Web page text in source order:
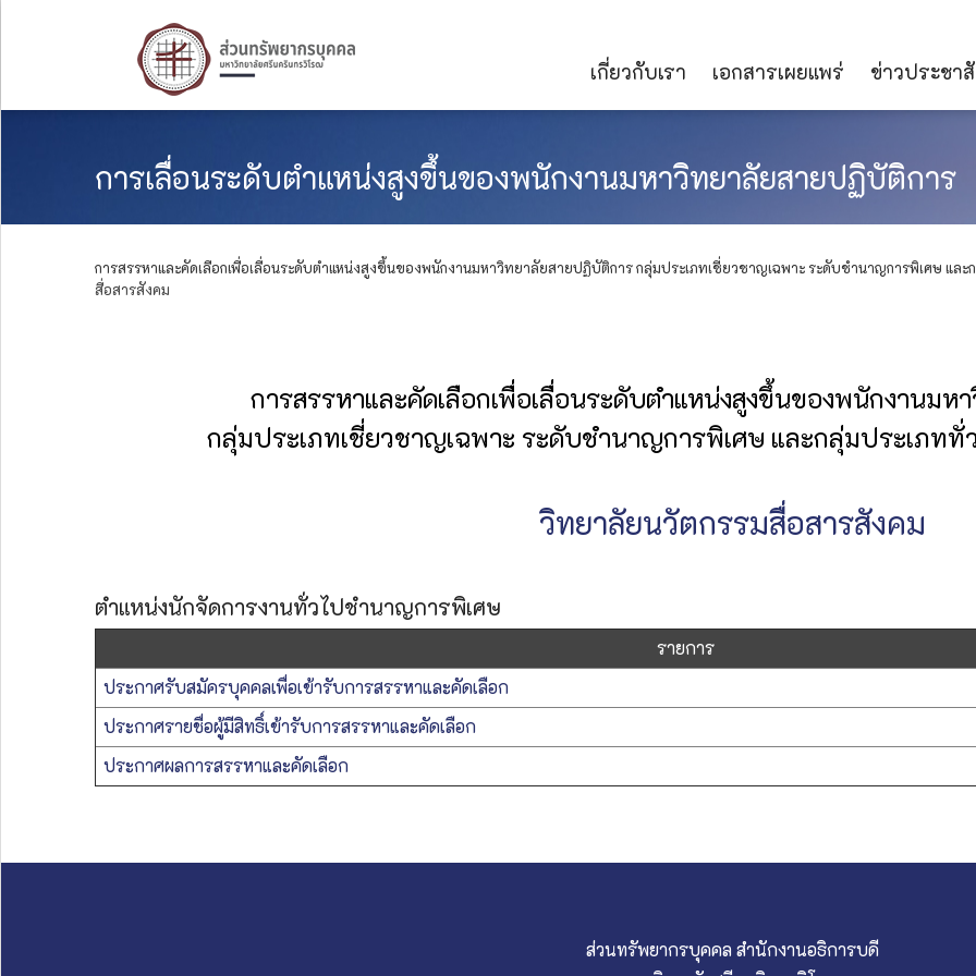
เกี่ยวกับเรา เอกสารเผยแพร่ ข่าวประชา
การเลื่อนระดับตำแหน่งสูงขึ้นของพนักงานมหาวิทยาลัยสายปฏิบัติการ
การสรรหาและคัดเลือกเพื่อเลื่อนระดับตำแหน่งสูงขึ้นของพนักงานมหาวิทยาลัยสายปฏิบัติการ กลุ่มประเภทเชี่ยวชาญเฉพาะ ระดับชำนาญการพิเศษ แล
สื่อสารสังคม
การสรรหาและคัดเลือกเพื่อเลื่อนระดับตำแหน่งสูงขึ้นของพนักงานม
กลุ่มประเภทเชี่ยวชาญเฉพาะ ระดับชำนาญการพิเศษ และกลุ่มประเภท
วิทยาลัยนวัตกรรมสื่อสารสังคม
ตำแหน่งนักจัดการงานทั่วไปชำนาญการพิเศษ
รายการ
ประกาศรับสมัครบุคคลเพื่อเข้ารับการสรรหาและคัดเลือก
ประกาศรายชื่อผู้มีสิทธิ์เข้ารับการสรรหาและคัดเลือก
ประกาศผลการสรรหาและคัดเลือก
ส่วนทรัพยากรบุคคล สำนักงานอธิการบดี